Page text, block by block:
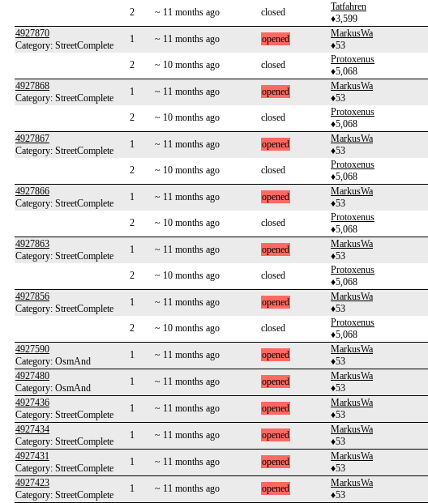
2
~ 11 months ago closed
Tatfahren
♦3,599
4927870
Category: StreetComplete
1 ~ 11 months ago opened
MarkusWa
♦53
2 ~ 10 months ago closed
Protoxenus
♦5,068
4927868
Category: StreetComplete
1 ~ 11 months ago opened
MarkusWa
♦53
2 ~ 10 months ago closed
Protoxenus
♦5,068
4927867
Category: StreetComplete
1 ~ 11 months ago opened
MarkusWa
♦53
2 ~ 10 months ago closed
Protoxenus
♦5,068
4927866
Category: StreetComplete
1 ~ 11 months ago opened
MarkusWa
♦53
2 ~ 10 months ago closed
Protoxenus
♦5,068
4927863
Category: StreetComplete
1 ~ 11 months ago opened
MarkusWa
♦53
2 ~ 10 months ago closed
Protoxenus
♦5,068
4927856
Category: StreetComplete
1 ~ 11 months ago opened
MarkusWa
♦53
2 ~ 10 months ago closed
Protoxenus
♦5,068
4927590
Category: OsmAnd
1 ~ 11 months ago opened
MarkusWa
♦53
4927480
Category: OsmAnd
1 ~ 11 months ago opened
MarkusWa
♦53
4927436
Category: StreetComplete
1 ~ 11 months ago opened
MarkusWa
♦53
4927434
Category: StreetComplete
1 ~ 11 months ago opened
MarkusWa
♦53
4927431
Category: StreetComplete
1 ~ 11 months ago opened
MarkusWa
♦53
4927423
Category: StreetComplete
1 ~ 11 months ago opened
MarkusWa
♦53